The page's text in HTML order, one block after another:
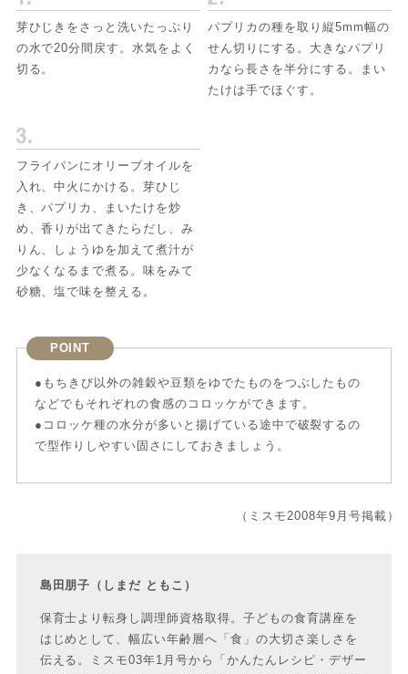
芽ひじきをさっと洗いたっぷり
の水で20分間戻す。水気をよく
切る。
パプリカの種を取り縦5mm幅の
せん切りにする。大きなパプリ
カなら長さを半分にする。まい
たけは手でほぐす。
フライパンにオリーブオイルを
入れ、中火にかける。芽ひじ
き、パプリカ、まいたけを炒
め、香りが出てきたらだし、み
りん、しょうゆを加えて煮汁が
少なくなるまで煮る。味をみて
砂糖、塩で味を整える。
POINT
●もちきび以外の雑穀や豆類をゆでたものをつぶしたもの
などでもそれぞれの食感のコロッケができます。
●コロッケ種の水分が多いと揚げている途中で破裂するの
で型作りしやすい固さにしておきましょう。
（ミスモ2008年9月号掲載）
島田朋子（しまだ ともこ）
保育士より転身し調理師資格取得。子どもの食育講座を
はじめとして、幅広い年齢層へ「食」の大切さ楽しさを
伝える。ミスモ03年1月号から「かんたんレシピ・デザー